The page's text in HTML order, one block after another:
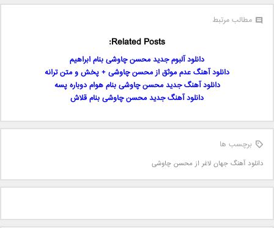
مطالب مرتبط
Related Posts:
دانلود آلبوم جدید محسن چاوشی بنام ابراهیم
دانلود آهنگ عدم موثق از محسن چاوشی + پخش و متن ترانه
دانلود آهنگ جدید محسن چاوشی بنام هوام دوباره پسه
دانلود آهنگ جدید محسن چاوشی بنام قلاش
برچسب ها
دانلود آهنگ جهان لاغر از محسن چاوشی